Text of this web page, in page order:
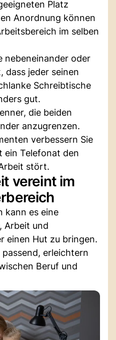
Platz
Anordnung können
im selben
nebeneinander oder
dass jeder seinen
Schreibtische
gut.
die beiden
anzugrenzen.
verbessern Sie
ein Telefonat den
stört.
vereint im
kann es eine
Arbeit und
einen Hut zu bringen.
erleichtern
Beruf und